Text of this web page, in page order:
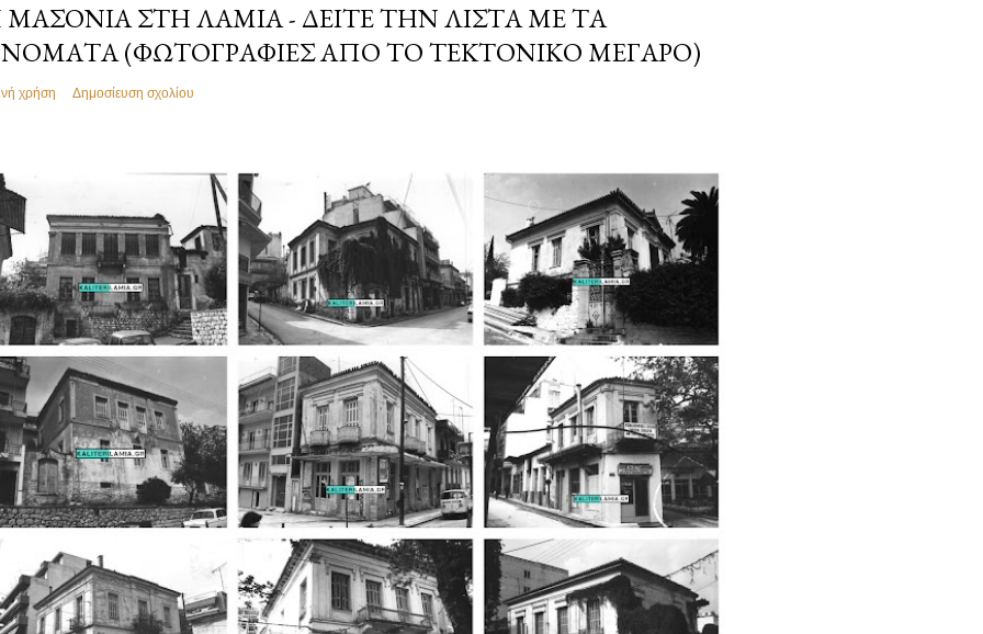
ΣΤΗ ΛΑΜΊΑ - ΔΕΊΤΕ ΤΗΝ ΛΊΣΤΑ ΜΕ ΤΑ
(ΦΩΤΟΓΡΑΦΊΕΣ ΑΠΌ ΤΟ ΤΕΚΤΟΝΙΚΌ ΜΈΓΑΡΟ)
χρήση Δημοσίευση σχολίου